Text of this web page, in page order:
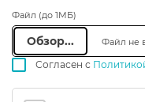
Файл (до 1МБ)
Обзор... Файл не
Согласен с